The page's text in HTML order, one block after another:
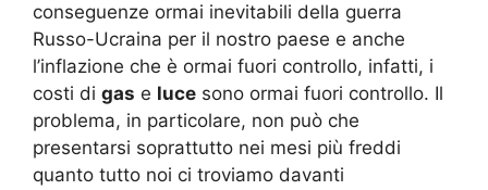
conseguenze ormai inevitabili della guerra
Russo-Ucraina per il nostro paese e anche
l’inflazione che è ormai fuori controllo, infatti, i
costi di gas e luce sono ormai fuori controllo. Il
problema, in particolare, non può che
presentarsi soprattutto nei mesi più freddi
quanto tutto noi ci troviamo davanti